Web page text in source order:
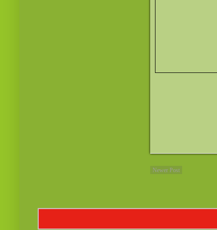
Newer Post